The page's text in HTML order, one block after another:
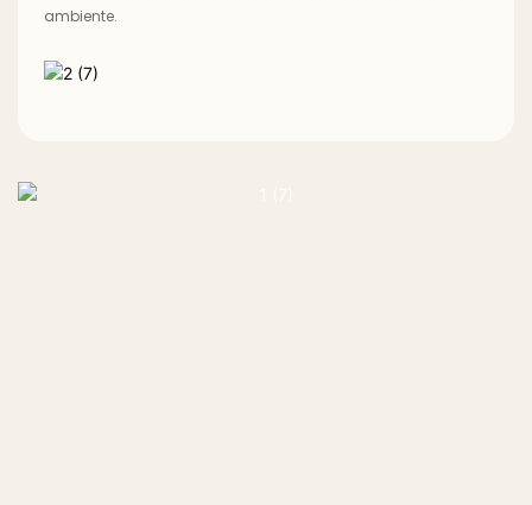
ambiente.